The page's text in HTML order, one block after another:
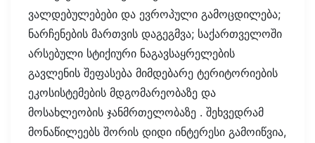
ვალდებულებები და ევროპული გამოცდილება;
ნარჩენების მართვის დაგეგმვა; საქართველოში
არსებული სტიქიური ნაგავსაყრელების
გავლენის შეფასება მიმდებარე ტერიტორიების
ეკოსისტემების მდგომარეობაზე და
მოსახლეობის ჯანმრთელობაზე . შეხვედრამ
მონაწილეებს შორის დიდი ინტერესი გამოიწვია,